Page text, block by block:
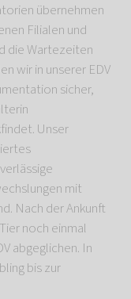
übernehmen
Filialen und
die Wartezeiten
wir in unserer EDV
sicher,
Unser
mit
Nach der Ankunft
noch einmal
abgeglichen. In
bis zur